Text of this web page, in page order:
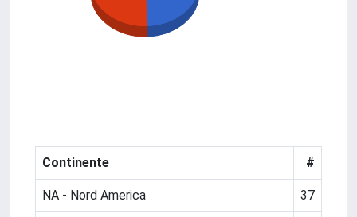
Continente #
NA - Nord America 37